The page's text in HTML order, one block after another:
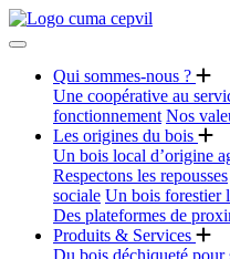
Qui sommes-nous ?
Une coopérative au
fonctionnement Nos
Les origines du bois
Un bois local d’origine
Respectons les repousses
sociale Un bois forestier
Des plateformes de
Produits & Services
Du bois déchiqueté pour